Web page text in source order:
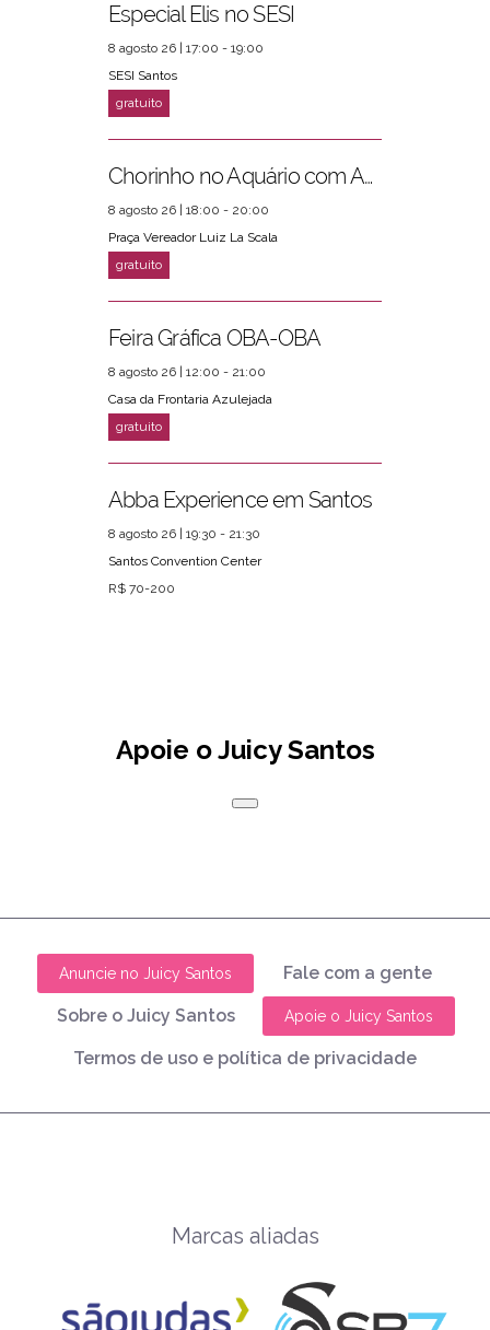
Especial Elis no SESI
8 agosto 26 | 17:00 - 19:00
SESI Santos
Chorinho no Aquário com Amigos da Música e Mari Torres
8 agosto 26 | 18:00 - 20:00
Praça Vereador Luiz La Scala
Feira Gráfica OBA-OBA
8 agosto 26 | 12:00 - 21:00
Casa da Frontaria Azulejada
Abba Experience em Santos
8 agosto 26 | 19:30 - 21:30
Santos Convention Center
R$ 70-200
Apoie o Juicy Santos
Anuncie no Juicy Santos Fale com a gente
Sobre o Juicy Santos Apoie o Juicy Santos
Termos de uso e política de privacidade
Marcas aliadas